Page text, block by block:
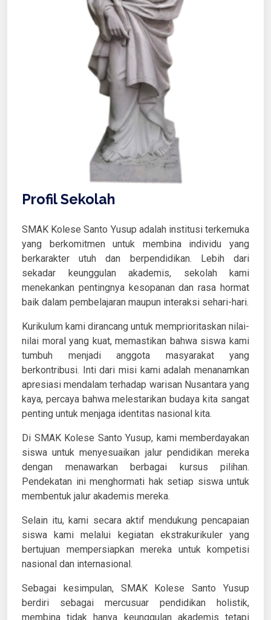
Profil Sekolah
SMAK Kolese Santo Yusup adalah institusi terkemuka
yang berkomitmen untuk membina individu yang
berkarakter utuh dan berpendidikan. Lebih dari
sekadar keunggulan akademis, sekolah kami
menekankan pentingnya kesopanan dan rasa hormat
baik dalam pembelajaran maupun interaksi sehari-hari.
Kurikulum kami dirancang untuk memprioritaskan nilai-
nilai moral yang kuat, memastikan bahwa siswa kami
tumbuh menjadi anggota masyarakat yang
berkontribusi. Inti dari misi kami adalah menanamkan
apresiasi mendalam terhadap warisan Nusantara yang
kaya, percaya bahwa melestarikan budaya kita sangat
penting untuk menjaga identitas nasional kita.
Di SMAK Kolese Santo Yusup, kami memberdayakan
siswa untuk menyesuaikan jalur pendidikan mereka
dengan menawarkan berbagai kursus pilihan.
Pendekatan ini menghormati hak setiap siswa untuk
membentuk jalur akademis mereka.
Selain itu, kami secara aktif mendukung pencapaian
siswa kami melalui kegiatan ekstrakurikuler yang
bertujuan mempersiapkan mereka untuk kompetisi
nasional dan internasional.
Sebagai kesimpulan, SMAK Kolese Santo Yusup
berdiri sebagai mercusuar pendidikan holistik,
membina tidak hanya keunggulan akademis tetapi